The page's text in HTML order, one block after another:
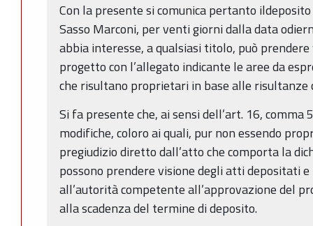
Con la presente si comunica pertanto
Sasso Marconi, per venti giorni dalla data
abbia interesse, a qualsiasi titolo, può
progetto con l’allegato indicante le aree da
che risultano proprietari in base alle risultanze
Si fa presente che, ai sensi dell’art. 16, comma
modifiche, coloro ai quali, pur non essendo
pregiudizio diretto dall’atto che comporta la
possono prendere visione degli atti depositati
all’autorità competente all’approvazione del
alla scadenza del termine di deposito.